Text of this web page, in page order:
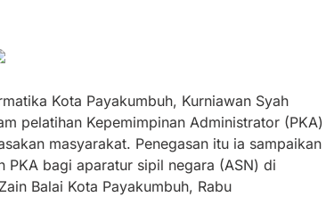
Kota Payakumbuh, Kurniawan Syah
pelatihan Kepemimpinan Administrator (PKA)
masyarakat. Penegasan itu ia sampaikan
bagi aparatur sipil negara (ASN) di
Balai Kota Payakumbuh, Rabu